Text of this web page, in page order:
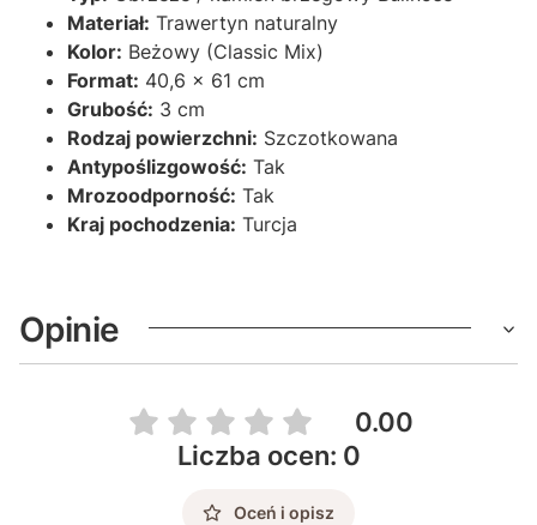
Materiał: Trawertyn naturalny
Kolor: Beżowy (Classic Mix)
Format: 40,6 x 61 cm
Grubość: 3 cm
Rodzaj powierzchni: Szczotkowana
Antypoślizgowość: Tak
Mrozoodporność: Tak
Kraj pochodzenia: Turcja
Opinie
0.00
Liczba ocen: 0
Oceń i opisz